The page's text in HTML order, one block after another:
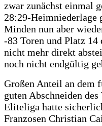
zwar zunächst einmal
28:29-Heimniederlage
Minden nun aber
-83 Toren und Platz 14
nicht mehr direkt
noch nicht endgültig
Großen Anteil an dem
guten Abschneiden
Eliteliga hatte
Franzosen Christian